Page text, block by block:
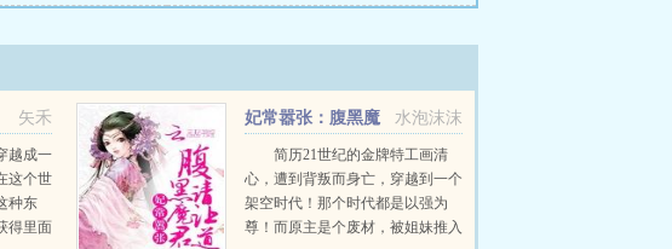
矢禾
越成一
这个世
种东
得里面
水泡沫沫
妃常嚣张：腹黑魔
君请让道
简历21世纪的金牌特工画清
心，遭到背叛而身亡，穿越到一个
架空时代！那个时代都是以强为
尊！而原主是个废材，被姐妹推入